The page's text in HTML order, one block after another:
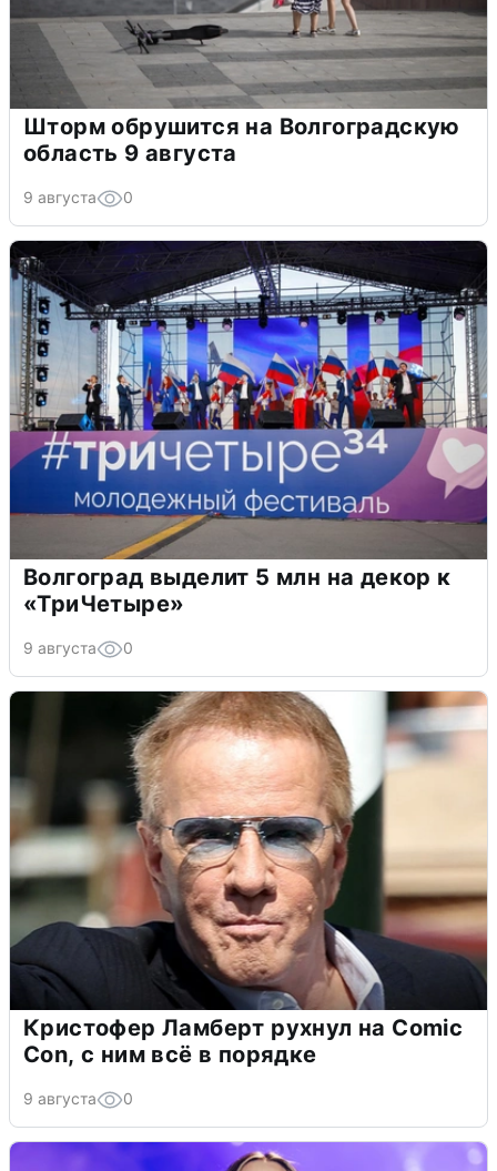
Шторм обрушится на Волгоградскую
область 9 августа
9 августа 0
Волгоград выделит 5 млн на декор к
«ТриЧетыре»
9 августа 0
Кристофер Ламберт рухнул на Comic
Con, с ним всё в порядке
9 августа 0